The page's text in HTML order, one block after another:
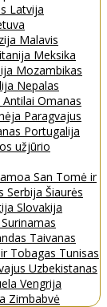
Latvija
Malavis
Meksika
Mozambikas
Nepalas
Omanas
Paragvajus
Portugalija
užjūrio
San Tomė ir
Serbija Šiaurės
Slovakija
Surinamas
Taivanas
Tobagas Tunisas
Uzbekistanas
Vengrija
Zimbabvė